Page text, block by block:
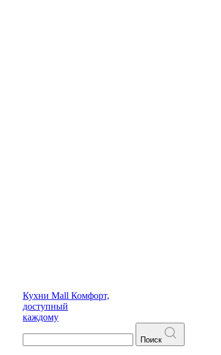
Кухни Mall Комфорт,
доступный
каждому
Поиск